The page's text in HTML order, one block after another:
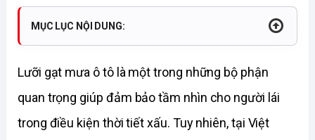
MỤC LỤC NỘI DUNG:
Lưỡi gạt mưa ô tô là một trong những bộ phận
quan trọng giúp đảm bảo tầm nhìn cho người lái
trong điều kiện thời tiết xấu. Tuy nhiên, tại Việt